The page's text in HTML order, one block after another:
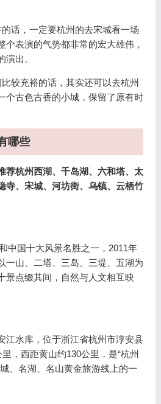
话，一定要杭州的去宋城看一场
个表演的气势都非常的宏大雄伟，
演出。
较充裕的话，其实还可以去杭州
个古色古香的小城，保留了原有时
哪些
荐杭州西湖、千岛湖、六和塔、太
寺、宋城、河坊街、乌镇、云栖竹
中国十大风景名胜之一，2011年
一山、二塔、三岛、三堤、五湖为
景点缀其间，自然与人文相互映
江水库，位于浙江省杭州市淳安县
，西距黄山约130公里，是“杭州
、名湖、名山黄金旅游线上的一